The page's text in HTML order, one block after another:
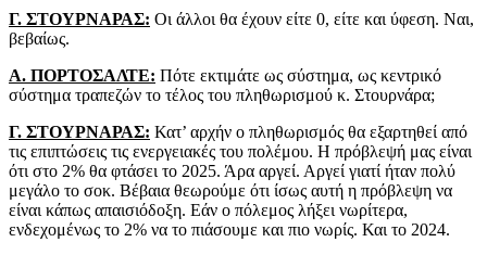
Γ. ΣΤΟΥΡΝΑΡΑΣ: Οι άλλοι θα έχουν είτε 0, είτε και ύφεση. Ναι,
βεβαίως.
Α. ΠΟΡΤΟΣΑΛΤΕ: Πότε εκτιμάτε ως σύστημα, ως κεντρικό
σύστημα τραπεζών το τέλος του πληθωρισμού κ. Στουρνάρα;
Γ. ΣΤΟΥΡΝΑΡΑΣ: Κατ’ αρχήν ο πληθωρισμός θα εξαρτηθεί από
τις επιπτώσεις τις ενεργειακές του πολέμου. Η πρόβλεψή μας είναι
ότι στο 2% θα φτάσει το 2025. Άρα αργεί. Αργεί γιατί ήταν πολύ
μεγάλο το σοκ. Βέβαια θεωρούμε ότι ίσως αυτή η πρόβλεψη να
είναι κάπως απαισιόδοξη. Εάν ο πόλεμος λήξει νωρίτερα,
ενδεχομένως το 2% να το πιάσουμε και πιο νωρίς. Και το 2024.